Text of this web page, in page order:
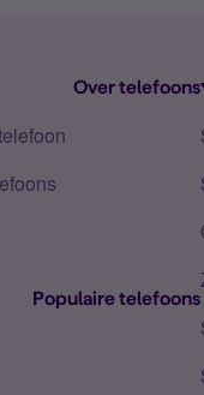
Over telefoons
Populaire telefoons